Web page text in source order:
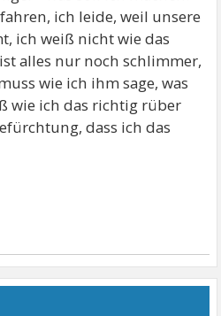
ich leide, weil unsere
ich weiß nicht wie das
alles nur noch schlimmer,
wie ich ihm sage, was
wie ich das richtig rüber
dass ich das